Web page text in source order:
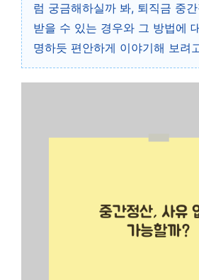
럼 궁금해하실까 봐, 퇴직금 중
받을 수 있는 경우와 그 방법에
명하듯 편안하게 이야기해 보려